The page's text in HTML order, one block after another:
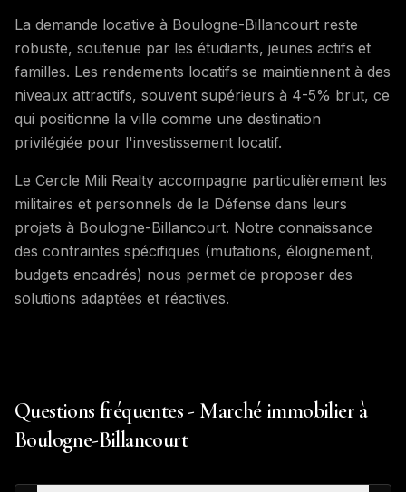
La demande locative à Boulogne-Billancourt reste
robuste, soutenue par les étudiants, jeunes actifs et
familles. Les rendements locatifs se maintiennent à des
niveaux attractifs, souvent supérieurs à 4-5% brut, ce
qui positionne la ville comme une destination
privilégiée pour l'investissement locatif.
Le Cercle Mili Realty accompagne particulièrement les
militaires et personnels de la Défense dans leurs
projets à Boulogne-Billancourt. Notre connaissance
des contraintes spécifiques (mutations, éloignement,
budgets encadrés) nous permet de proposer des
solutions adaptées et réactives.
Questions fréquentes - Marché immobilier à
Boulogne-Billancourt